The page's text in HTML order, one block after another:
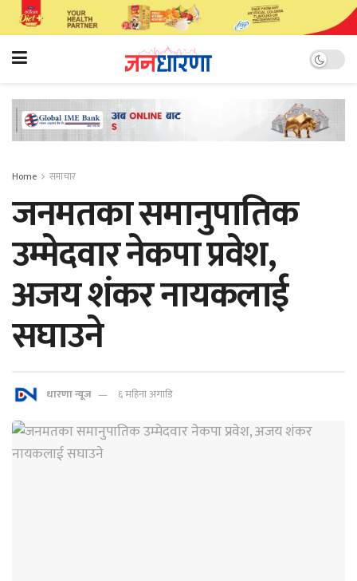
Home समाचार
जनमतका समानुपातिक
उम्मेदवार नेकपा प्रवेश,
अजय शंकर नायकलाई
सघाउने
धारणा न्यूज ६ महिना अगाडि